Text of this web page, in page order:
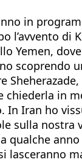
in
l’avvento di
Yemen,
scoprendo
chiederla in
In Iran ho
sulla nostra
qualche
lasceranno